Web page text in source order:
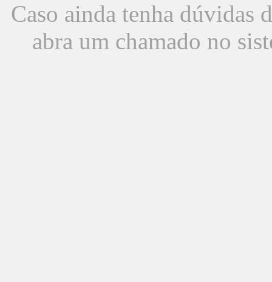
Caso ainda tenha dúvidas
abra um chamado no